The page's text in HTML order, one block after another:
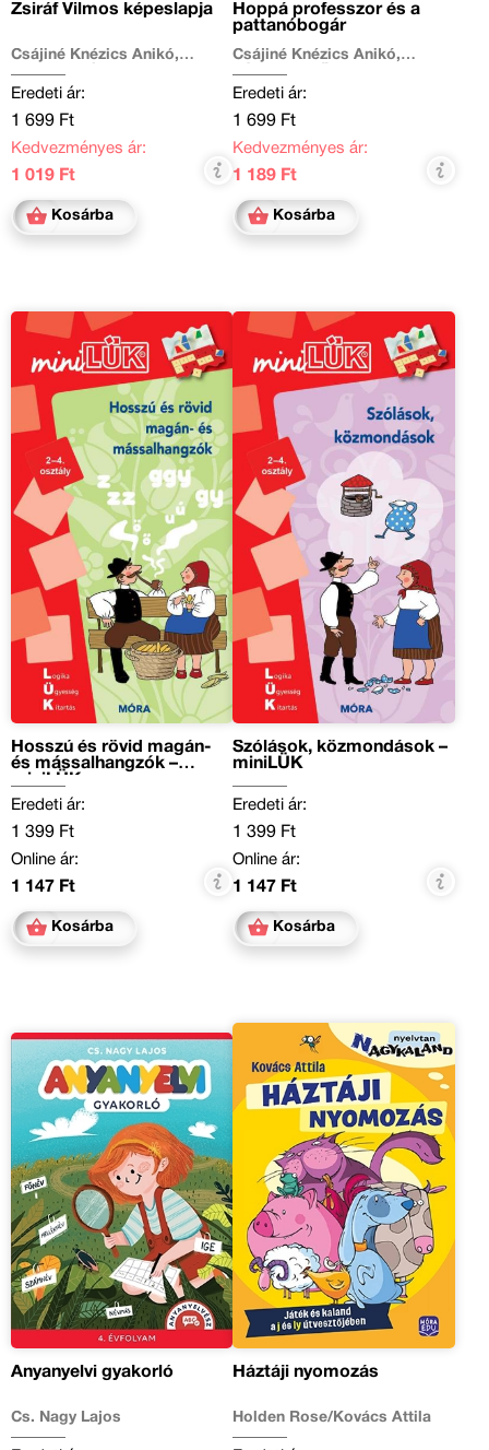
Zsiráf Vilmos képeslapja
Csájiné Knézics Anikó,
Eredeti ár:
1 699 Ft
Kedvezményes ár:
1 019 Ft
Kosárba
Hoppá professzor és a
pattanóbogár
Csájiné Knézics Anikó,
Eredeti ár:
1 699 Ft
Kedvezményes ár:
1 189 Ft
Kosárba
Hosszú és rövid magán-
és mássalhangzók –
Eredeti ár:
1 399 Ft
Online ár:
1 147 Ft
Kosárba
Szólások, közmondások –
miniLÜK
Eredeti ár:
1 399 Ft
Online ár:
1 147 Ft
Kosárba
Anyanyelvi gyakorló
Cs. Nagy Lajos
Háztáji nyomozás
Holden Rose/Kovács Attila